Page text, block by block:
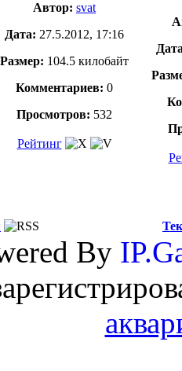
Автор: svat
Дата: 27.5.2012, 17:16
Размер: 104.5 килобайт
Комментариев: 0
Просмотров: 532
Рейтинг
By